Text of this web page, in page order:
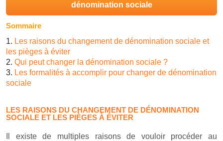
dénomination sociale
Sommaire
Les raisons du changement de dénomination sociale et
les pièges à éviter
Qui peut changer la dénomination sociale ?
Les formalités à accomplir pour changer de dénomination
sociale
LES RAISONS DU CHANGEMENT DE DÉNOMINATION
SOCIALE ET LES PIÈGES À ÉVITER
Il existe de multiples raisons de vouloir procéder au